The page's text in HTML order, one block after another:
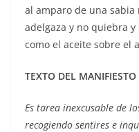
al amparo de una
adelgaza y no quiebra
como el aceite sobre el
TEXTO DEL MANIFIESTO
Es tarea inexcusable de
recogiendo sentires e